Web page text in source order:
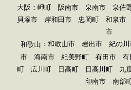
大阪：岬町 阪南市 泉南市 泉
貝塚市 岸和田市 忠岡町 和泉
市
和歌山 ：和歌山市 岩出市 紀の
市 海南市 紀美野町 有田市 有
町 広川町 日高町 日高川町 九
印南市 南部